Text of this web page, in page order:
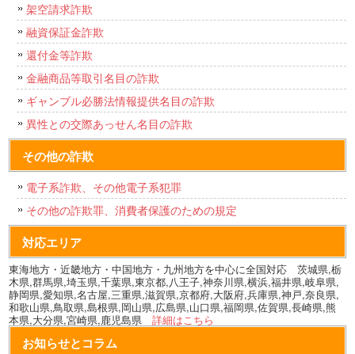
架空請求詐欺
融資保証金詐欺
還付金等詐欺
金融商品等取引名目の詐欺
ギャンブル必勝法情報提供名目の詐欺
異性との交際あっせん名目の詐欺
その他の詐欺
電子系詐欺、その他電子系犯罪
その他の詐欺罪、消費者保護のための規定
対応エリア
東海地方・近畿地方・中国地方・九州地方を中心に全国対応 茨城県,栃
木県,群馬県,埼玉県,千葉県,東京都,八王子,神奈川県,横浜,福井県,岐阜県,
静岡県,愛知県,名古屋,三重県,滋賀県,京都府,大阪府,兵庫県,神戸,奈良県,
和歌山県,鳥取県,島根県,岡山県,広島県,山口県,福岡県,佐賀県,長崎県,熊
本県,大分県,宮崎県,鹿児島県詳細はこちら
お知らせとコラム